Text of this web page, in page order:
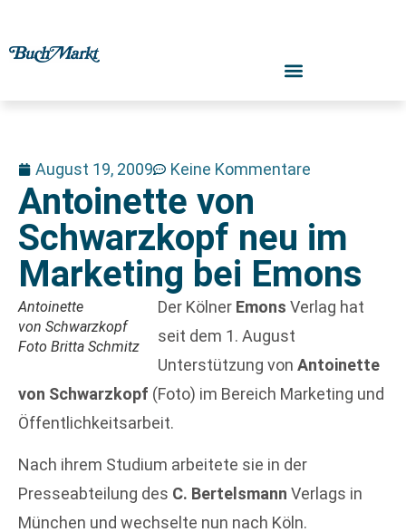
August 19, 2009 Keine Kommentare
Antoinette von
Schwarzkopf neu im
Marketing bei Emons
Antoinette
von Schwarzkopf
Foto Britta Schmitz
Der Kölner Emons Verlag hat
seit dem 1. August
Unterstützung von Antoinette
von Schwarzkopf (Foto) im Bereich Marketing und
Öffentlichkeitsarbeit.
Nach ihrem Studium arbeitete sie in der
Presseabteilung des C. Bertelsmann Verlags in
München und wechselte nun nach Köln.